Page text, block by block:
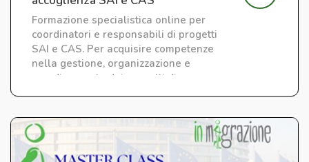
Formazione specialistica online per
coordinatori e responsabili di progetti
SAI e CAS. Per acquisire competenze
nella gestione, organizzazione e
coordinamento dei progetti di